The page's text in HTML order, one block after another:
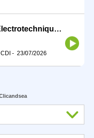
Technicien mise en service Electrotechnique H/F
CDI - 23/07/2026